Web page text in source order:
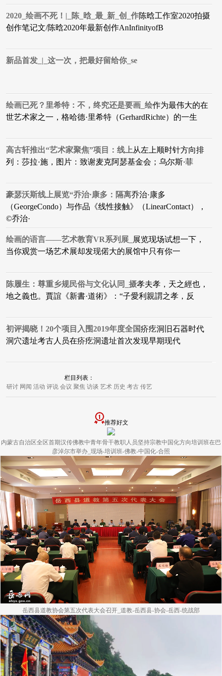
2020_绘画不死！|_陈_晗_最_新_创_作陈晗工作室2020拍摄
创作笔记文/陈晗2020年最新创作AnInfinityofB
新品首发_|_这一次，把最好留给你_se
绘画已死？里希特：不，终究还是要画_绘作为最伟大的在
世艺术家之一，格哈德·里希特（GerhardRichte）的一生
高古轩推出“艺术家聚焦”项目：线上从左上顺时针⽅向排
列：莎拉·施，图⽚：致谢⻨克阿瑟基⾦会；乌尔斯·菲
豪瑟沃斯线上展览“乔治·康多：隔离乔治·康多
（GeorgeCondo）与作品《线性接触》（LinearContact），
©乔治·
绘画的语言——艺术教育VR系列展_ 展览现场试想一下，
当你观赏一场艺术展却发现偌大的展馆中只有你一
陈履生：尊重乡规民俗与文化认同_摄孝夫孝，天之經也，
地之義也。賈誼《新書·道術》：“子愛利親謂之孝，反
初评揭晓！20个项目入围2019年度全国疥疙洞旧石器时代
洞穴遗址考古人员在疥疙洞遗址首次发现早期现代
栏目列表：
研讨 网闻 活动 评说 会议 聚焦 访谈 艺术 历史 考古 传艺
推荐好文
内蒙古自治区全区首期汉传佛教中青年骨干教职人员坚持宗教中国化方向培训班在巴
彦淖尔市举办_现场-培训班-佛教-中国化-合照
岳西县道教协会第五次代表大会召开_道教-岳西县-协会-岳西-统战部